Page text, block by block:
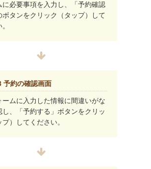
に必要事項を入力し、「予約確認
ボタンをクリック（タップ）して
予約の確認画面
ームに入力した情報に間違いがな
し、「予約する」ボタンをクリッ
）してください。